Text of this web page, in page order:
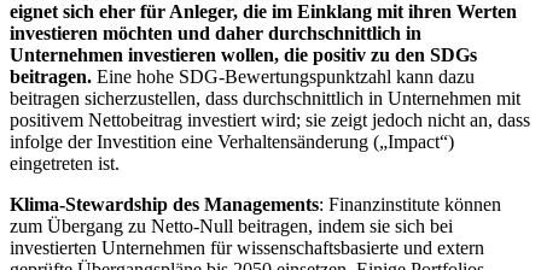
eignet sich eher für Anleger, die im Einklang mit ihren Werten
investieren möchten und daher durchschnittlich in
Unternehmen investieren wollen, die positiv zu den SDGs
beitragen. Eine hohe SDG-Bewertungspunktzahl kann dazu
beitragen sicherzustellen, dass durchschnittlich in Unternehmen mit
positivem Nettobeitrag investiert wird; sie zeigt jedoch nicht an, dass
infolge der Investition eine Verhaltensänderung („Impact“)
eingetreten ist.
Klima-Stewardship des Managements: Finanzinstitute können
zum Übergang zu Netto-Null beitragen, indem sie sich bei
investierten Unternehmen für wissenschaftsbasierte und extern